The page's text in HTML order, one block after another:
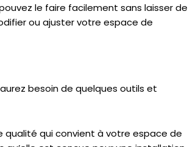
le faire facilement sans laisser de
ou ajuster votre espace de
besoin de quelques outils et
qualité qui convient à votre espace de